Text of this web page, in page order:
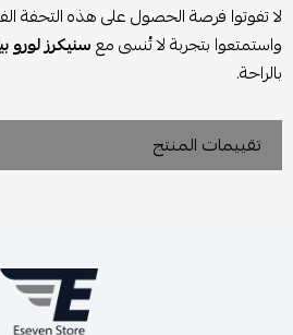
لا تفوتوا فرصة الحصول على هذه التحفة
واستمتعوا بتجربة لا تُنسى معسنيكرز لورو
بالراحة.
تقييمات المنتج